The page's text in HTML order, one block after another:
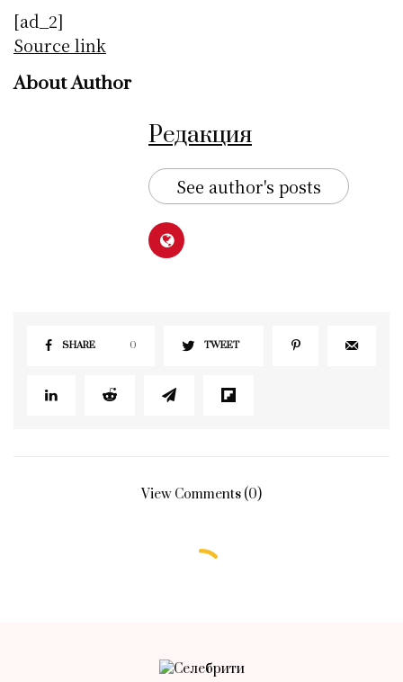
[ad_2]
Source link
About Author
Редакция
See author's posts
SHARE 0 TWEET
View Comments (0)